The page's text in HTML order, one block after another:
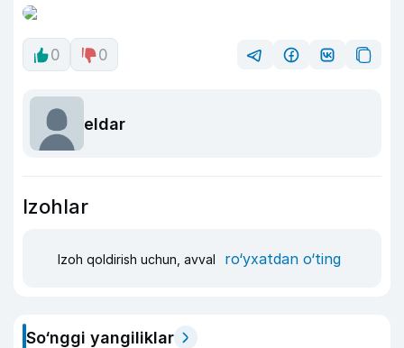
0 0
eldar
Izohlar
Izoh qoldirish uchun, avval ro‘yxatdan o‘ting
So‘nggi yangiliklar